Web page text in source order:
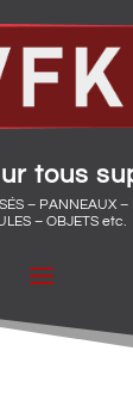
tous
– PANNEAUX –
– OBJETS etc.